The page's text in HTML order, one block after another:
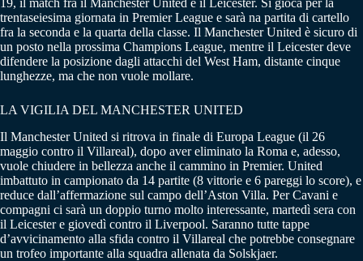
trentaseiesima giornata in Premier League e sarà na partita di cartello
fra la seconda e la quarta della classe. Il Manchester United è sicuro di
un posto nella prossima Champions League, mentre il Leicester deve
difendere la posizione dagli attacchi del West Ham, distante cinque
lunghezze, ma che non vuole mollare.
LA VIGILIA DEL MANCHESTER UNITED
Il Manchester United si ritrova in finale di Europa League (il 26
maggio contro il Villareal), dopo aver eliminato la Roma e, adesso,
vuole chiudere in bellezza anche il cammino in Premier. United
imbattuto in campionato da 14 partite (8 vittorie e 6 pareggi lo score), e
reduce dall’affermazione sul campo dell’Aston Villa. Per Cavani e
compagni ci sarà un doppio turno molto interessante, martedì sera con
il Leicester e giovedì contro il Liverpool. Saranno tutte tappe
d’avvicinamento alla sfida contro il Villareal che potrebbe consegnare
un trofeo importante alla squadra allenata da Solskjaer.